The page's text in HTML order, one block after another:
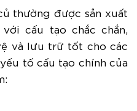
thường được sản xuất
cấu tạo chắc chắn,
và lưu trữ tốt cho các
tố cấu tạo chính của